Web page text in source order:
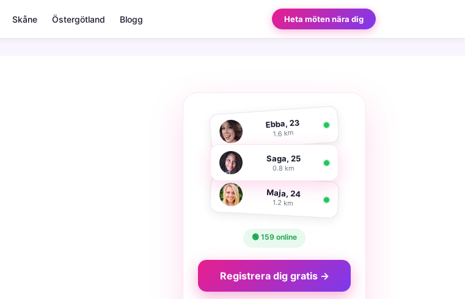
Skåne Östergötland Blogg Heta möten nära dig
Ebba, 23
1.6 km
Saga, 25
0.8 km
Maja, 24
1.2 km
🟢 159 online
Registrera dig gratis →